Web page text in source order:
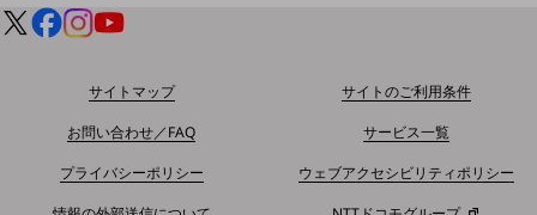
データプラス
home5Gプラン
モバイルサービス
端末の一元管理
サイトマップ
サイトのご利用条件
お問い合わせ／FAQ
サービス一覧
プライバシーポリシー
ウェブアクセシビリティポリシー